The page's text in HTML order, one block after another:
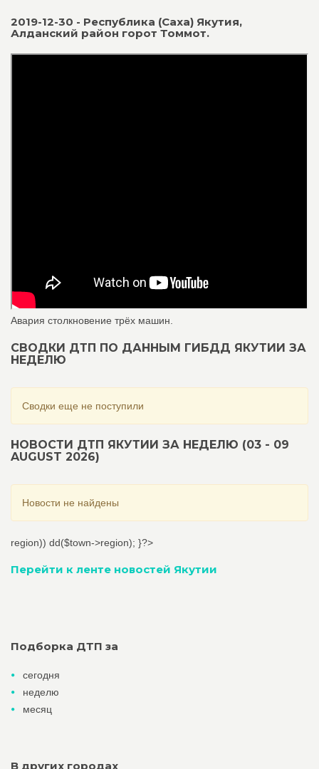
2019-12-30 - Республика (Саха) Якутия,
Алданский район горот Томмот.
Авария столкновение трёх машин.
СВОДКИ ДТП ПО ДАННЫМ ГИБДД ЯКУТИИ ЗА
НЕДЕЛЮ
Сводки еще не поступили
НОВОСТИ ДТП ЯКУТИИ ЗА НЕДЕЛЮ (03 - 09
AUGUST 2026)
Новости не найдены
region)) dd($town->region); }?>
Перейти к ленте новостей Якутии
Подборка ДТП за
сегодня
неделю
месяц
В других городах